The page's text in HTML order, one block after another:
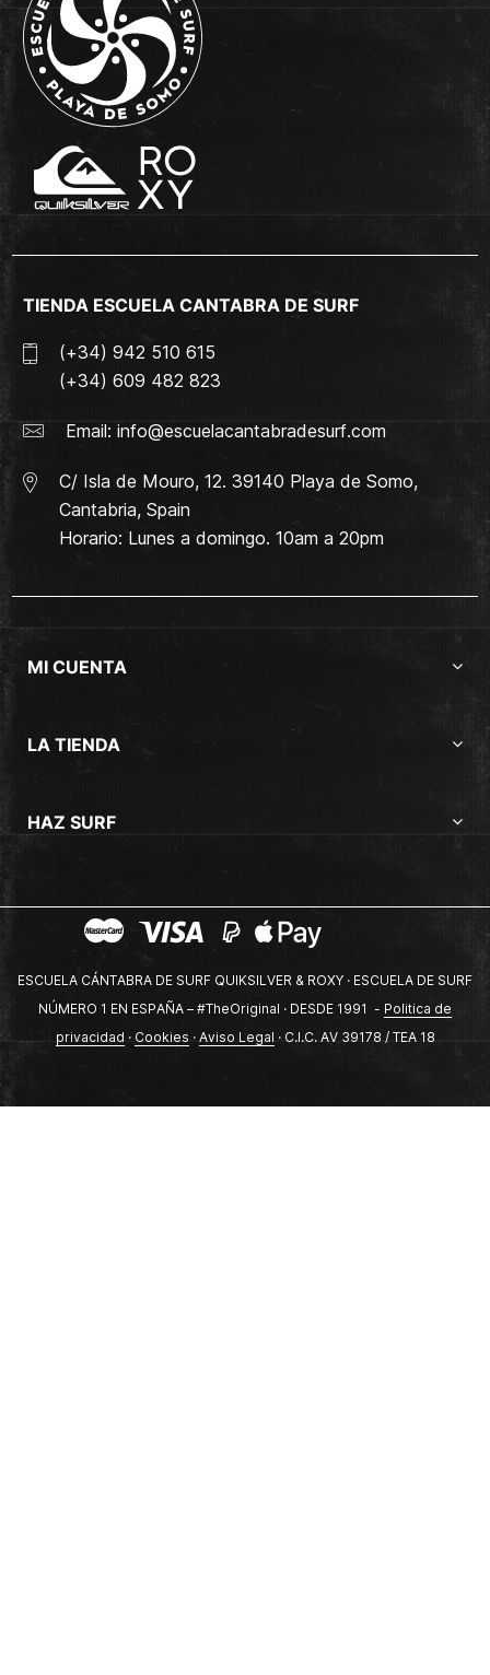
TIENDA ESCUELA CANTABRA DE SURF
(+34) 942 510 615
(+34) 609 482 823
Email: info@escuelacantabradesurf.com
C/ Isla de Mouro, 12. 39140 Playa de Somo,
Cantabria, Spain
Horario: Lunes a domingo. 10am a 20pm
MI CUENTA
LA TIENDA
HAZ SURF
ESCUELA CÁNTABRA DE SURF QUIKSILVER & ROXY · ESCUELA DE SURF
NÚMERO 1 EN ESPAÑA – #TheOriginal · DESDE 1991 - Politica de
privacidad · Cookies · Aviso Legal · C.I.C. AV 39178 / TEA 18